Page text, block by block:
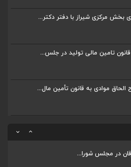
بخش مرکزی شیراز با دفتر دکتر...
تامین مالی تولید در جلس...
موادی به قانون تأمین مال...
با دفتر دکتر...
شیراز ارتق...
در مجلس شورا...